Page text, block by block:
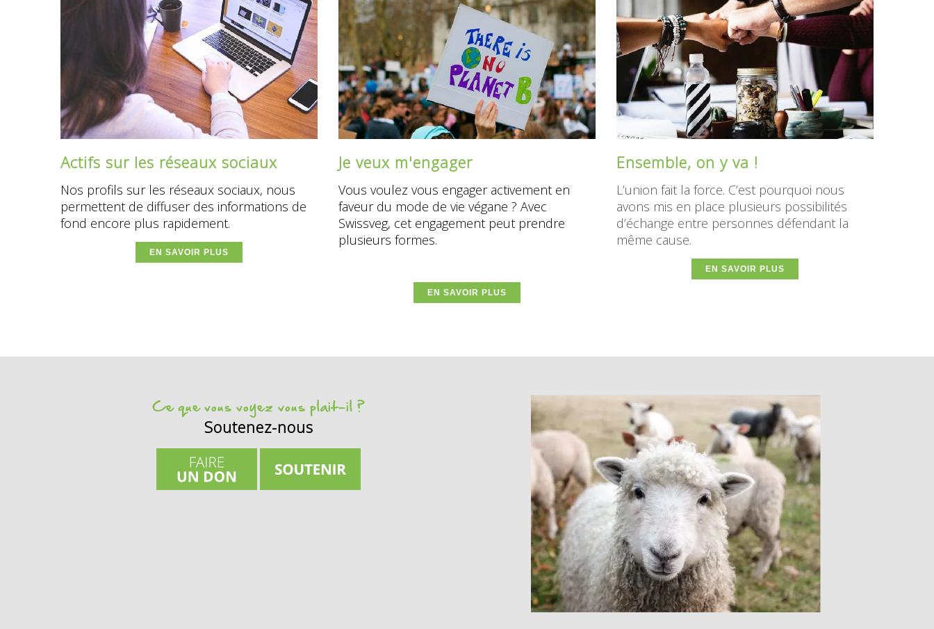
Actifs sur les réseaux sociaux
Nos profils sur les réseaux sociaux, nous
permettent de diffuser des informations de
fond encore plus rapidement.
EN SAVOIR PLUS
Je veux m'engager
Vous voulez vous engager activement en
faveur du mode de vie végane ? Avec
Swissveg, cet engagement peut prendre
plusieurs formes.
EN SAVOIR PLUS
Ensemble, on y va !
L’union fait la force. C’est pourquoi nous
avons mis en place plusieurs possibilités
d’échange entre personnes défendant la
même cause.
EN SAVOIR PLUS
Ce que vous voyez vous plait-il ?
Soutenez-nous